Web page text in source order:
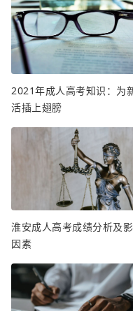
2021年成人高考知识：为
活插上翅膀
淮安成人高考成绩分析及
因素